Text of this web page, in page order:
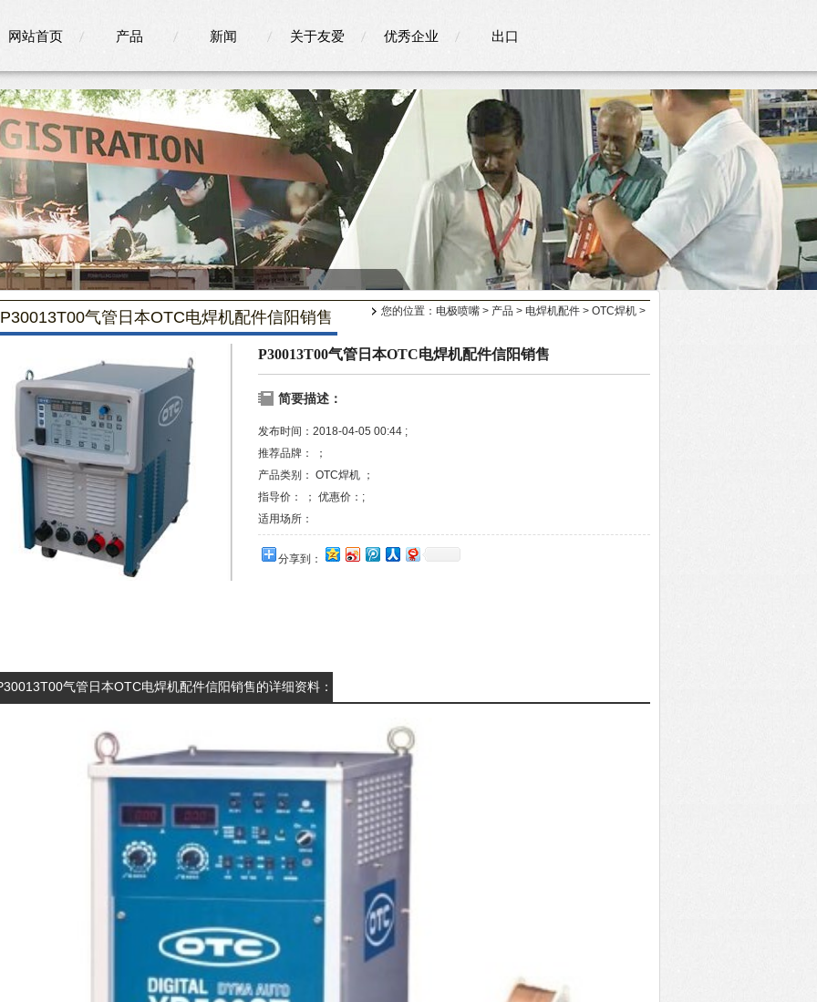
网站首页 产品 新闻 关于友爱 优秀企业 出口
P30013T00气管日本OTC电焊机配件信阳销售 您的位置： 电极喷嘴 > 产品 > 电焊机配件 > OTC焊机 >
P30013T00气管日本OTC电焊机配件信阳销售
简要描述：
发布时间：2018-04-05 00:44 ;
推荐品牌： ；
产品类别： OTC焊机 ；
指导价： ； 优惠价：;
适用场所：
分享到：
气管日本OTC电焊机配件信阳销售的详细资料：